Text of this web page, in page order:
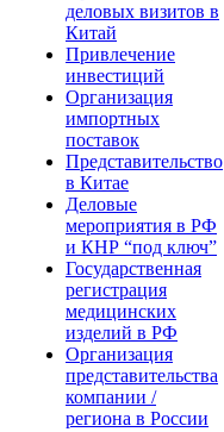
деловых визитов в
Китай
Привлечение
инвестиций
Организация
импортных
поставок
Представительство
в Китае
Деловые
мероприятия в РФ
и КНР “под ключ”
Государственная
регистрация
медицинских
изделий в РФ
Организация
представительства
компании /
региона в России